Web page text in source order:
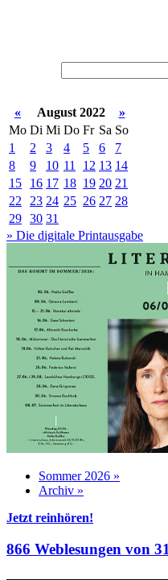
« August 2022
»
Mo Di Mi Do Fr Sa So
1
2 3 4 5 6
7
8
9 10 11 12 13 14
15
16 17 18 19 20 21
22
23 24 25 26 27 28
29 30 31
» Die digitale Printausgabe
Sommer 2026 »
Archiv »
Jetzt reinhören!
866 Weblesungen von